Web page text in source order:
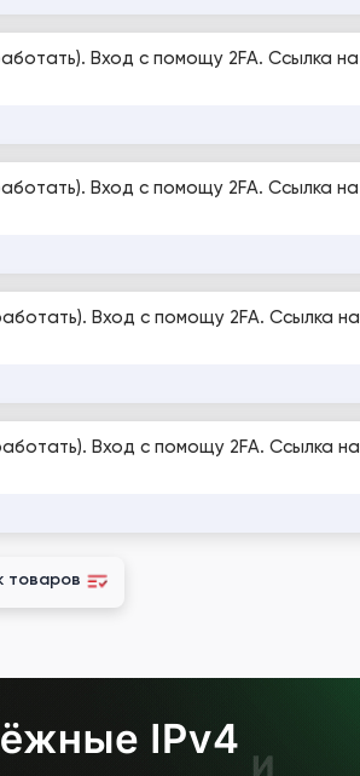
Вход с помощу 2FA. Ссылка на
Вход с помощу 2FA. Ссылка на
Вход с помощу 2FA. Ссылка на
Вход с помощу 2FA. Ссылка на
товаров